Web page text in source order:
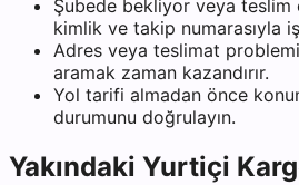
Şubede bekliyor veya teslim
kimlik ve takip numarasıyla
Adres veya teslimat
aramak zaman kazandırır.
Yol tarifi almadan önce
durumunu doğrulayın.
Yakındaki Yurtiçi